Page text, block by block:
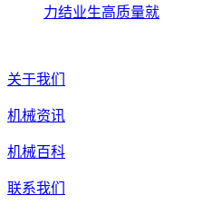
力结业生高质量就
关于我们
机械资讯
机械百科
联系我们